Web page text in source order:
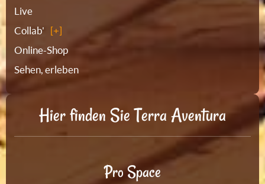
Live
Collab'
Online-Shop
Sehen, erleben
Hier finden Sie Terra Aventura
Pro Space